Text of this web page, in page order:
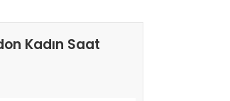
Kadın Saat